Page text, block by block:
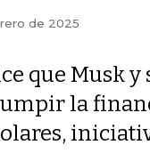
de 2025
que Musk y
la